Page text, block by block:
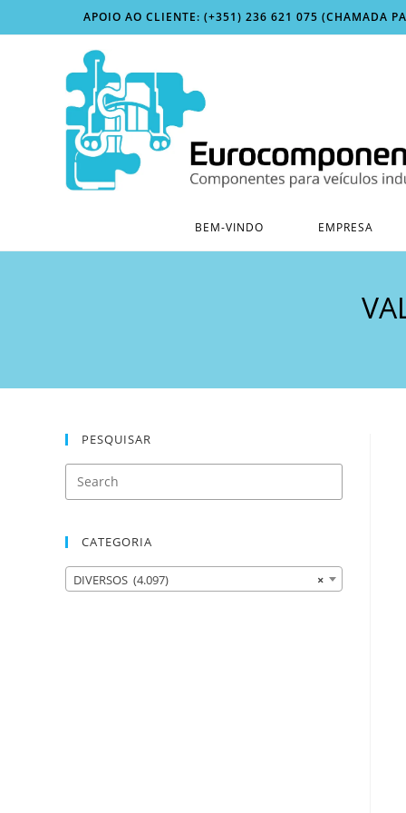
to
APOIO AO CLIENTE: (+351) 236 621 075 (CHAMADA
BEM-VINDO EMPRESA
PESQUISAR
CATEGORIA
×
DIVERSOS (4.097)